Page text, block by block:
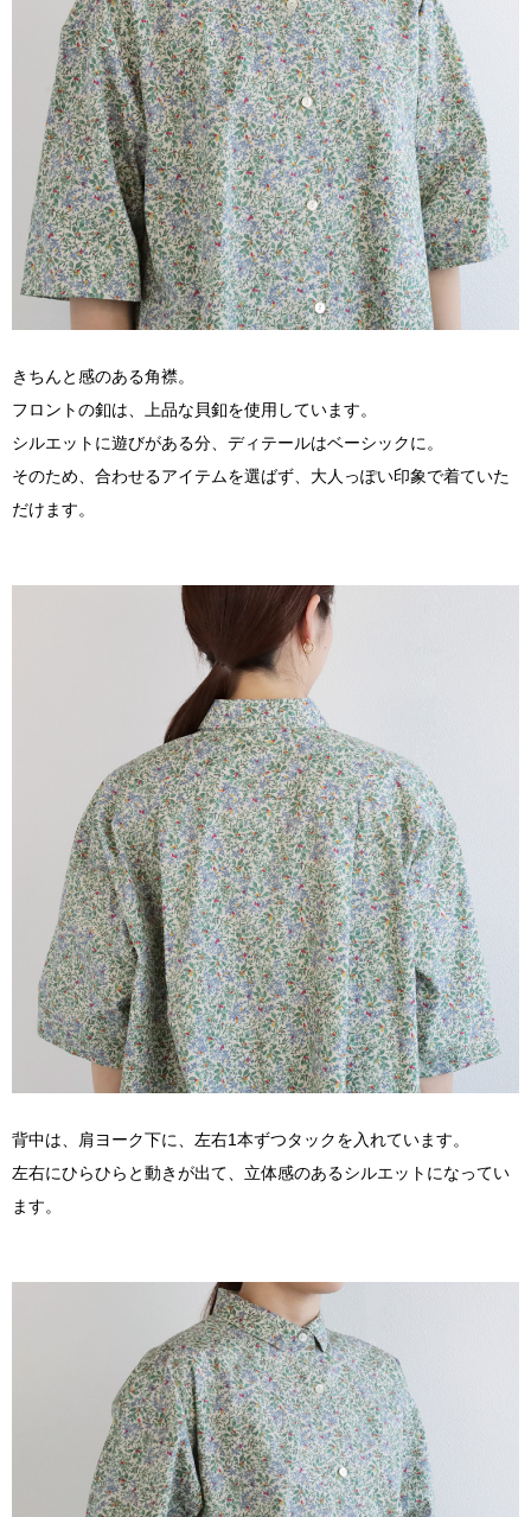
きちんと感のある角襟。
フロントの釦は、上品な貝釦を使用しています。
シルエットに遊びがある分、ディテールはベーシックに。
そのため、合わせるアイテムを選ばず、大人っぽい印象で着ていた
だけます。
背中は、肩ヨーク下に、左右1本ずつタックを入れています。
左右にひらひらと動きが出て、立体感のあるシルエットになってい
ます。